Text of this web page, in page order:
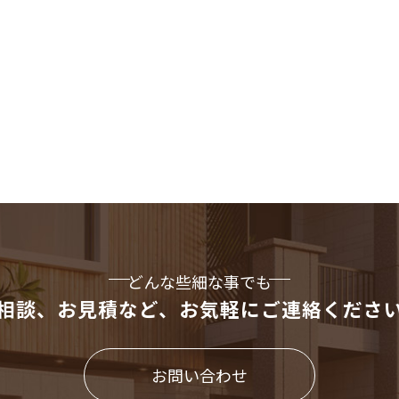
どんな些細な事でも
談、お見積など、 お気軽にご連絡くださ
お問い合わせ